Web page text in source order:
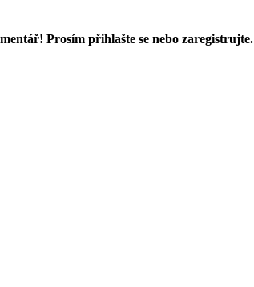
Prosím přihlašte se nebo zaregistrujte.